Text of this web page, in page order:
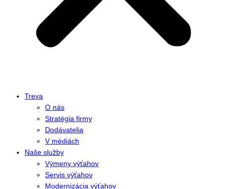
Treva
O nás
Stratégia firmy
Dodávatelia
V médiách
Naše služby
Výmeny výťahov
Servis výťahov
Modernizácia výťahov